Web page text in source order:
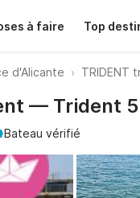
à faire Top
d'Alicante TRIDENT
— Trident
Bateau vérifié